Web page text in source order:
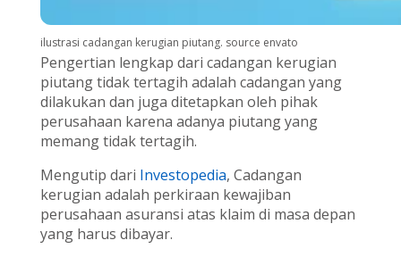
ilustrasi cadangan kerugian piutang. source envato
Pengertian lengkap dari cadangan kerugian
piutang tidak tertagih adalah cadangan yang
dilakukan dan juga ditetapkan oleh pihak
perusahaan karena adanya piutang yang
memang tidak tertagih.
Mengutip dari Investopedia, Cadangan
kerugian adalah perkiraan kewajiban
perusahaan asuransi atas klaim di masa depan
yang harus dibayar.